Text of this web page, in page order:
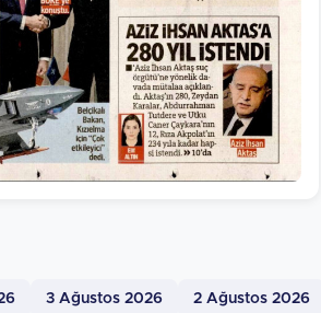
3 Ağustos 2026 2 Ağustos 2026